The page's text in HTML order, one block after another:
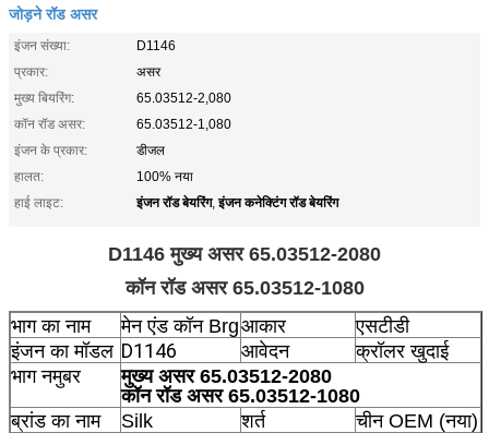
जोड़ने रॉड असर
इंजन संख्या:
D1146
प्रकार:
असर
मुख्य बियरिंग:
65.03512-2,080
कॉन रॉड असर:
65.03512-1,080
इंजन के प्रकार:
डीजल
हालत:
100% नया
हाई लाइट:
इंजन रॉड बेयरिंग,इंजन कनेक्टिंग रॉड बेयरिंग
D1146 मुख्य असर 65.03512-2080
कॉन रॉड असर 65.03512-1080
भाग का नाम
मेन एंड कॉन Brgआकार
एसटीडी
इंजन का मॉडल D1146 आवेदन
क्रॉलर खुदाई
भाग नमुबर
मुख्य असर 65.03512-2080
कॉन रॉड असर 65.03512-1080
ब्रांड का नाम
Silk शर्त
चीन OEM (नया)